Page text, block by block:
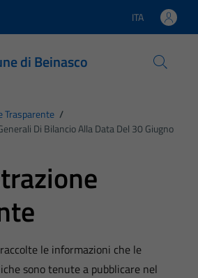
Lingua attiva:
ITA
di Beinasco
Trasparente /
Di Bilancio Alla Data Del 30 Giugno
le informazioni che le
sono tenute a pubblicare nel